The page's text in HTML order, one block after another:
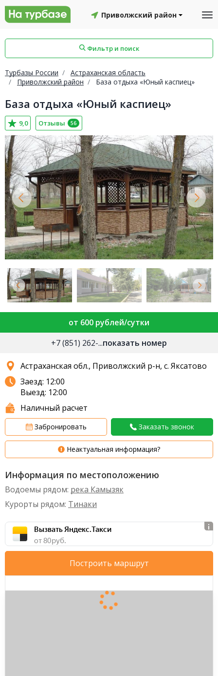
Приволжский район
Фильтр и поиск
Турбазы России
Астраханская область
Приволжский район
База отдыха «Юный каспиец»
База отдыха «Юный каспиец»
9,0 Отзывы 56
от 600 рублей/сутки
+7 (851) 262-...показать номер
Астраханская обл., Приволжский р-н, с. Яксатово
Заезд: 12:00
Выезд: 12:00
Наличный расчет
Забронировать Заказать звонок
Неактуальная информация?
Информация по местоположению
Водоемы рядом: река Камызяк
Курорты рядом: Тинаки
Вызвать Яндекс.Такси
от 80 руб.
Построить маршрут
Смоленский район Топчихинский район
Красноборский район
Онежский район
Северодвинск Устьянский район